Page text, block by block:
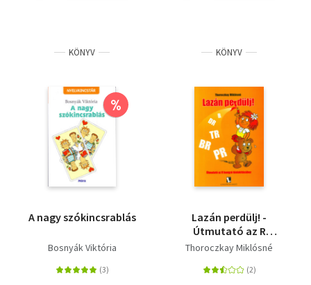
KÖNYV
%
A nagy szókincsrablás
Bosnyák Viktória
KÖNYV
Lazán perdülj! -
Útmutató az R
hangzó
Thoroczkay Miklósné